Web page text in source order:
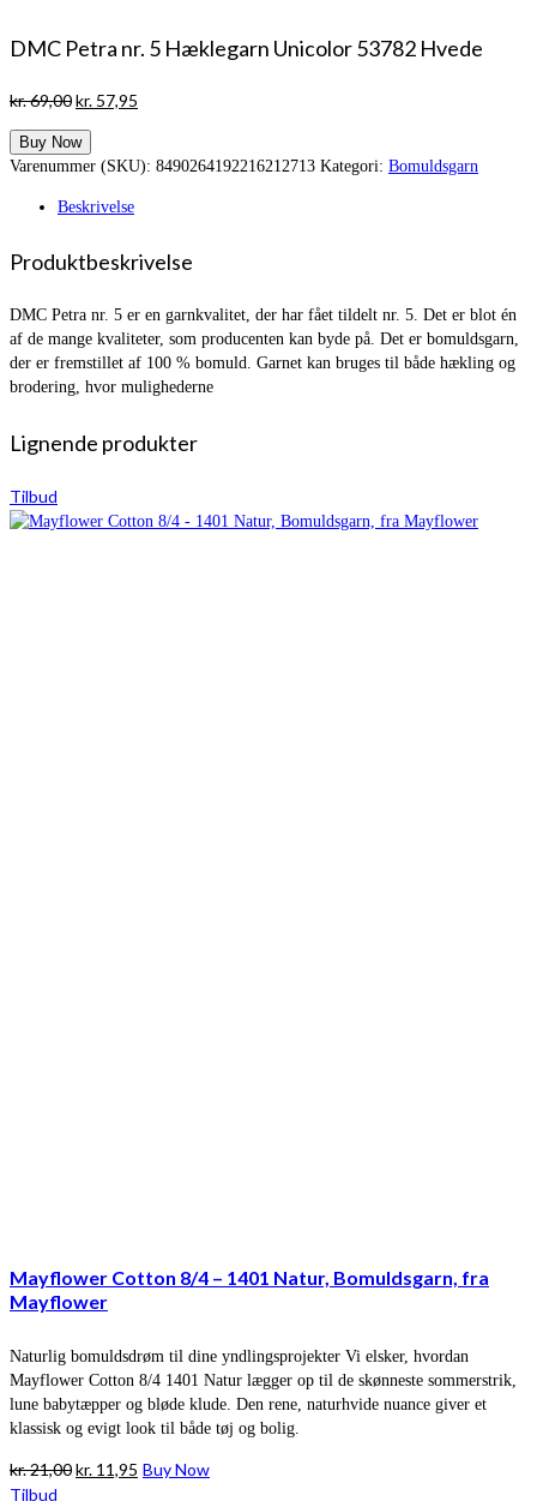
DMC Petra nr. 5 Hæklegarn Unicolor 53782 Hvede
kr.69,00Den
pris
var:
kr. 57,95
er:
Buy Now
Varenummer (SKU): 8490264192216212713 Kategori: Bomuldsgarn
Beskrivelse
Produktbeskrivelse
DMC Petra nr. 5 er en garnkvalitet, der har fået tildelt nr. 5. Det er blot én
af de mange kvaliteter, som producenten kan byde på. Det er bomuldsgarn,
der er fremstillet af 100 % bomuld. Garnet kan bruges til både hækling og
brodering, hvor mulighederne
Lignende produkter
Tilbud
Mayflower Cotton 8/4 – 1401 Natur, Bomuldsgarn, fra
Mayflower
Naturlig bomuldsdrøm til dine yndlingsprojekter Vi elsker, hvordan
Mayflower Cotton 8/4 1401 Natur lægger op til de skønneste sommerstrik,
lune babytæpper og bløde klude. Den rene, naturhvide nuance giver et
klassisk og evigt look til både tøj og bolig.
kr.21,00Den
kr. 11,95 Den
Buy Now
Tilbud